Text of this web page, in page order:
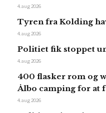
4. aug 2026
Tyren fra Kolding
4. aug 2026
Politiet fik stoppet
4. aug 2026
400 flasker rom og
Ålbo camping for at
4. aug 2026